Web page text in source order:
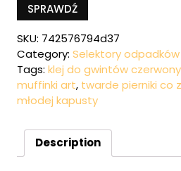
SPRAWDŹ
SKU: 742576794d37
Category: Selektory odpadków
Tags: klej do gwintów czerwony
muffinki art, twarde pierniki co
młodej kapusty
Description